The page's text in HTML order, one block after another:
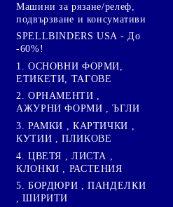
Машини за рязане/релеф,
подвързване и консумативи
SPELLBINDERS USA - До
-60%!
1. ОСНОВНИ ФОРМИ,
ЕТИКЕТИ, ТАГОВЕ
2. ОРНАМЕНТИ ,
АЖУРНИ ФОРМИ , ЪГЛИ
3. РАМКИ , КАРТИЧКИ ,
КУТИИ , ПЛИКОВЕ
4. ЦВЕТЯ , ЛИСТА ,
КЛОНКИ , РАСТЕНИЯ
5. БОРДЮРИ , ПАНДЕЛКИ
, ШИРИТИ